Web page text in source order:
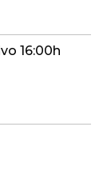
16:00h